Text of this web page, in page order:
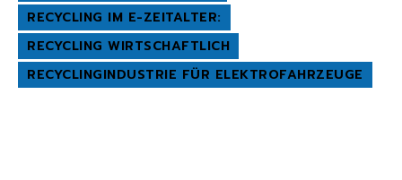
RECYCLING IM E-ZEITALTER:
RECYCLING WIRTSCHAFTLICH
RECYCLINGINDUSTRIE FÜR ELEKTROFAHRZEUGE